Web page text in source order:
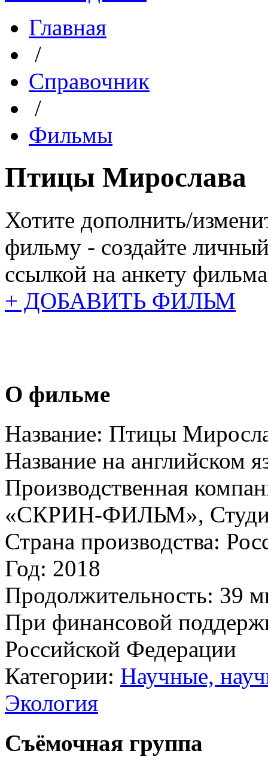
Главная
/
Справочник
/
Фильмы
Птицы Мирослава
Хотите дополнить/
фильму - создайте
ссылкой на анкету
+ ДОБАВИТЬ ФИЛЬМ
О фильме
Название: Птицы
Название на английском
Производственная
«СКРИН-ФИЛЬМ»,
Страна производства:
Год: 2018
Продолжительность: 39
При финансовой
Российской Федерации
Категории: Научные,
Экология
Съёмочная группа